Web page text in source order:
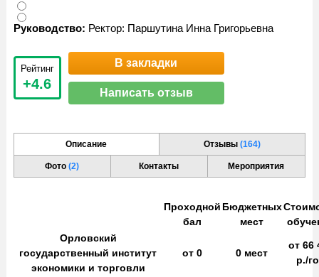
Руководство: Ректор: Паршутина Инна Григорьевна
Рейтинг
+4.6
В закладки
Написать отзыв
Описание Отзывы (164)
Фото(2) Контакты Мероприятия
Проходной
бал
Бюджетных
мест
Орловский
государственный институт
экономики и торговли
от0 0 мест
от66
р./